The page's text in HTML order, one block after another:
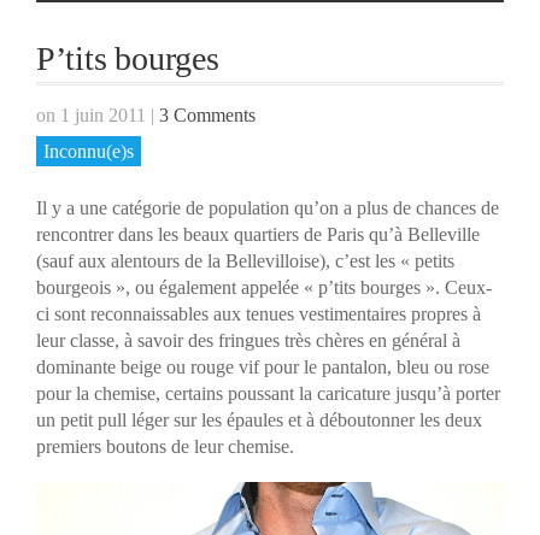
P’tits bourges
on 1 juin 2011 | 3 Comments
Inconnu(e)s
Il y a une catégorie de population qu’on a plus de chances de
rencontrer dans les beaux quartiers de Paris qu’à Belleville
(sauf aux alentours de la Bellevilloise), c’est les « petits
bourgeois », ou également appelée « p’tits bourges ». Ceux-
ci sont reconnaissables aux tenues vestimentaires propres à
leur classe, à savoir des fringues très chères en général à
dominante beige ou rouge vif pour le pantalon, bleu ou rose
pour la chemise, certains poussant la caricature jusqu’à porter
un petit pull léger sur les épaules et à déboutonner les deux
premiers boutons de leur chemise.